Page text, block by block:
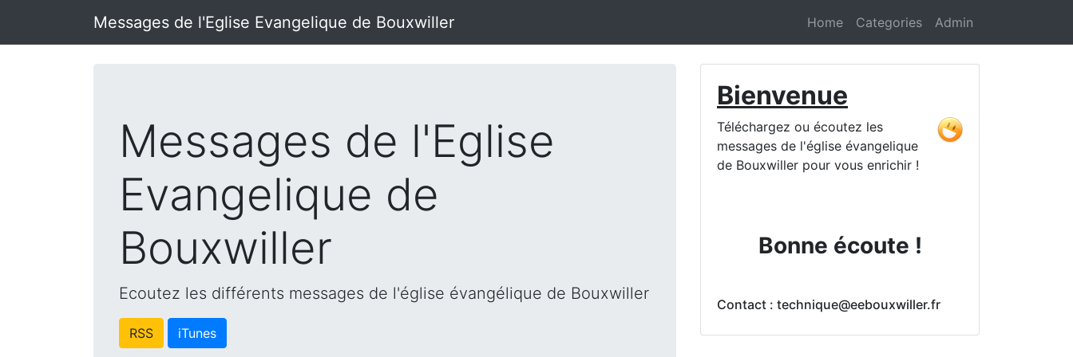
Messages de l'Eglise Evangelique de Bouxwiller Home Categories Admin
Messages de l'Eglise
Evangelique de
Bouxwiller
Ecoutez les différents messages de l'église évangélique de Bouxwiller
RSS iTunes
Bienvenue
Téléchargez ou écoutez les
messages de l'église évangelique
de Bouxwiller pour vous enrichir !
Bonne écoute !
Contact : technique@eebouxwiller.fr